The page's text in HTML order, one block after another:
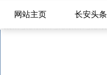
网站主页 长安头条